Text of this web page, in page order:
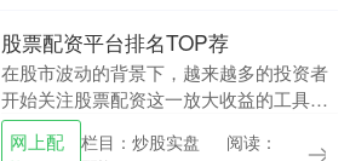
股票配资平台排名TOP荐
在股市波动的背景下，越来越多的投资者
开始关注股票配资这一放大收益的工具。
然而，面对市场上众多配资平台网上配
资，如何选择一家安全、合规、服务优质
网上配
栏目：炒股实盘
阅读：